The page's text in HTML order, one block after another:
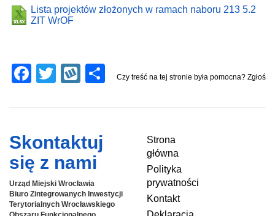
F
b
o
o
k
T
er
W
p
S
Lista projektów złożonych w ramach naboru 213 5.2
ZIT WrOF
Czy treść na tej stronie była pomocna? Zgłoś
Skontaktuj
się z nami
Urząd Miejski Wrocławia
Biuro Zintegrowanych Inwestycji
Terytorialnych Wrocławskiego
Strona
główna
Polityka
prywatności
Kontakt